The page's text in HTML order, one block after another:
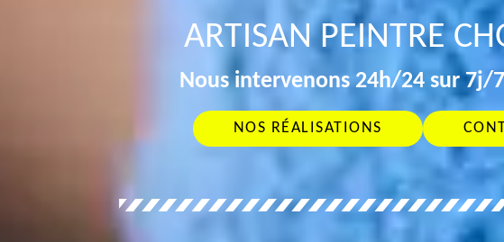
ARTISAN PEINTRE
Nous intervenons 24h/24 sur 7j/
NOS RÉALISATIONS